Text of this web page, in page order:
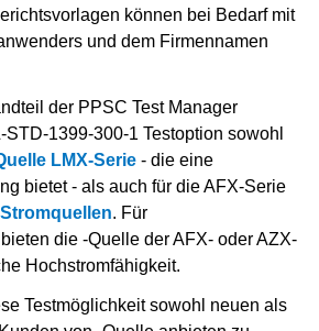
können bei Bedarf mit
und dem Firmennamen
der PPSC Test Manager
1399-300-1 Testoption sowohl
LMX-Serie - die eine
bietet - als auch für die AFX-Serie
. Für
die -Quelle der AFX- oder AZX-
Hochstromfähigkeit.
Testmöglichkeit sowohl neuen als